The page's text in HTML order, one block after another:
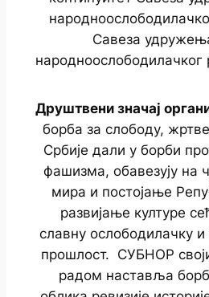
Савеза
народноослободилачког
Друштвени значај
борба за слободу,
Србије дали у борби
фашизма, обавезују на
мира и постојање
развијање културе
славну ослободилачку
прошлост. СУБНОР
радом наставља